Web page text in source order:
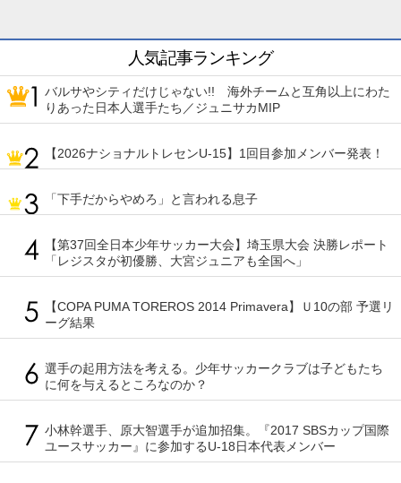
人気記事ランキング
バルサやシティだけじゃない!! 海外チームと互角以上にわた
りあった日本人選手たち／ジュニサカMIP
【2026ナショナルトレセンU-15】1回目参加メンバー発表！
「下手だからやめろ」と言われる息子
【第37回全日本少年サッカー大会】埼玉県大会 決勝レポート
「レジスタが初優勝、大宮ジュニアも全国へ」
【COPA PUMA TOREROS 2014 Primavera】Ｕ10の部 予選リ
ーグ結果
選手の起用方法を考える。少年サッカークラブは子どもたち
に何を与えるところなのか？
小林幹選手、原大智選手が追加招集。『2017 SBSカップ国際
ユースサッカー』に参加するU-18日本代表メンバー